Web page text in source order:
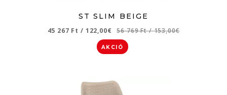
ST SLIM BEIGE
45 267 Ft / 122,00€ 56 769 Ft/ 153,00€
AKCIÓ